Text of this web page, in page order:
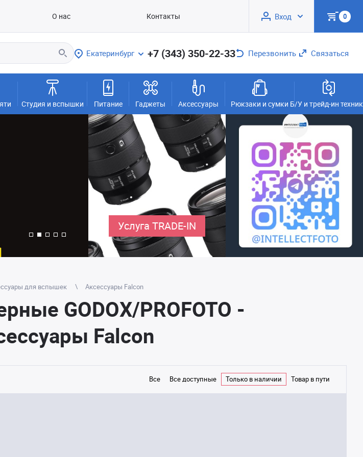
О нас Контакты Вход 0
Екатеринбург +7 (343) 350-22-33 Перезвонить Связаться
Студия и вспышки Питание Гаджеты Аксессуары Рюкзаки и сумки Б/У и трейд-ин
Услуга TRADE-IN
для вспышек Аксессуары Falcon
GODOX/PROFOTO -
Falcon
Все Все доступные Только в наличии Товар в пути